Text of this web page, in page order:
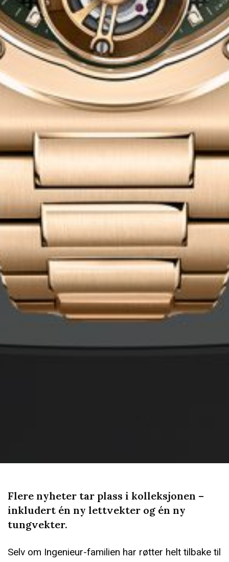
Flere nyheter tar plass i kolleksjonen –
inkludert én ny lettvekter og én ny
tungvekter.
Selv om Ingenieur-familien har røtter helt tilbake til